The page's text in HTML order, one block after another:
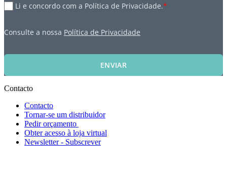
Li e concordo com a Política de Privacidade.*
Consulte a nossa Política de Privacidade
ENVIAR
Contacto
Contacto
Tornar-se um distribuidor
Pedir orçamento
Obter acesso à loja virtual
Newsletter - Subscrever